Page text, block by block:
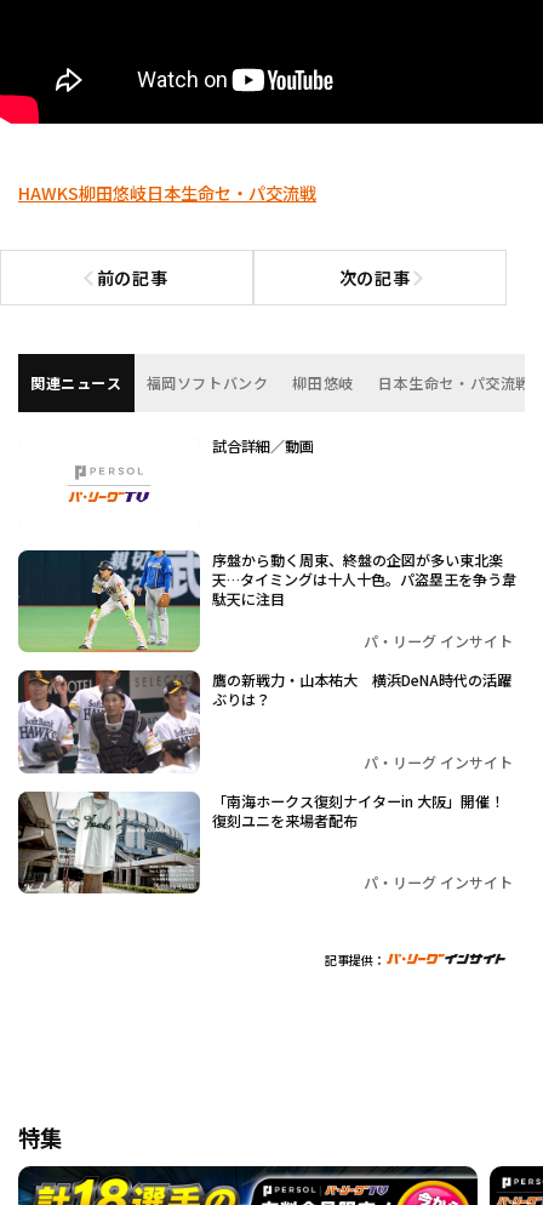
HAWKS柳田悠岐日本生命セ・パ交流戦
前の記事
前の記事へ 次の記事次の記事へ
関連ニュース 福岡ソフトバンク 柳田悠岐 日本生命セ・パ交流戦
試合詳細／動画
序盤から動く周東、終盤の企図が多い東北楽
天…タイミングは十人十色。パ盗塁王を争う韋
駄天に注目
パ・リーグ インサイト
鷹の新戦力・山本祐大 横浜DeNA時代の活躍
ぶりは？
パ・リーグ インサイト
「南海ホークス復刻ナイターin 大阪」開催！
復刻ユニを来場者配布
パ・リーグ インサイト
記事提供：
特集